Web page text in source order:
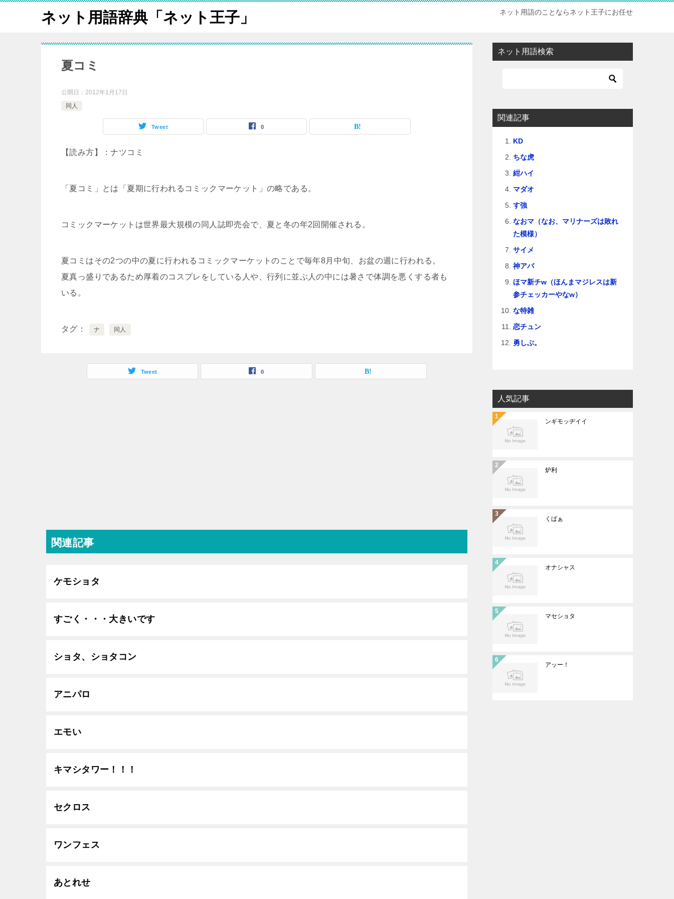
ネット用語辞典「ネット王子」 ネット用語のことならネット王子にお任せ
夏コミ
公開日： 2012年1月17日
同人
Tweet 0
【読み方】：ナツコミ
「夏コミ」とは「夏期に行われるコミックマーケット」の略である。
コミックマーケットは世界最大規模の同人誌即売会で、夏と冬の年2回開催される。
夏コミはその2つの中の夏に行われるコミックマーケットのことで毎年8月中旬、お盆の週に行われる。
夏真っ盛りであるため厚着のコスプレをしている人や、行列に並ぶ人の中には暑さで体調を悪くする者も
いる。
タグ ナ 同人
Tweet 0
関連記事
ケモショタ
すごく・・・大きいです
ショタ、ショタコン
アニパロ
エモい
キマシタワー！！！
セクロス
ワンフェス
あとれせ
ネット用語検索
関連記事
KD
ちな虎
紺ハイ
マダオ
す強
なおマ（なお、マリナーズは敗れ
た模様）
サイメ
神アバ
ほマ新チw（ほんまマジレスは新
参チェッカーやなw）
な特雑
恋チュン
勇しぶ。
人気記事
ンギモッヂイイ
炉利
くぱぁ
オナシャス
マセショタ
アッー！